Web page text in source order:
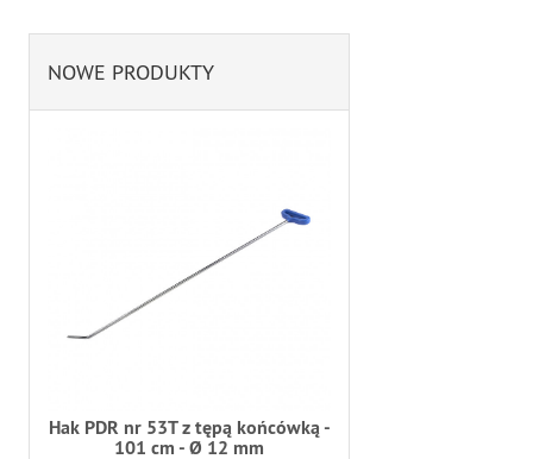
NOWE PRODUKTY
Hak PDR nr 53T z tępą końcówką -
101 cm - Ø 12 mm